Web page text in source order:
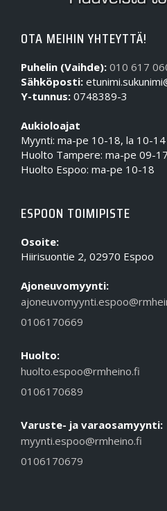
OTA MEIHIN YHTEYTTÄ!
Puhelin (Vaihde): 010 617
Sähköposti:
Y-tunnus: 0748389-3
Aukioloajat
Myynti: ma-pe 10-18, la 10-14
Huolto Tampere: ma-pe 09-17
Huolto Espoo: ma-pe 10-18
ESPOON TOIMIPISTE
Osoite:
Hiirisuontie 2, 02970 Espoo
Ajoneuvomyynti:
0106170669
Huolto:
huolto.espoo@rmheino.fi
0106170689
Varuste- ja varaosamyynti:
myynti.espoo@rmheino.fi
0106170679